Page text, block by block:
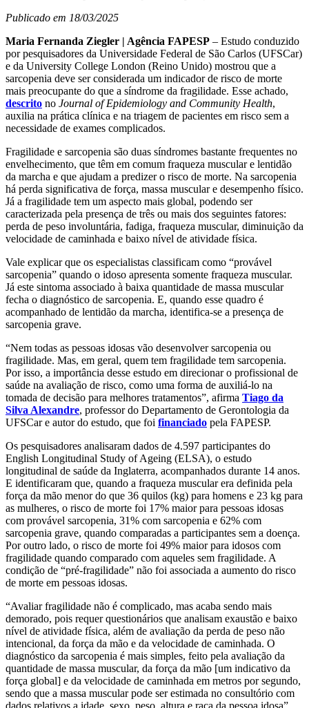
Publicado em 18/03/2025
Maria Fernanda Ziegler | Agência FAPESP – Estudo conduzido
por pesquisadores da Universidade Federal de São Carlos (UFSCar)
e da University College London (Reino Unido) mostrou que a
sarcopenia deve ser considerada um indicador de risco de morte
mais preocupante do que a síndrome da fragilidade. Esse achado,
descrito no Journal of Epidemiology and Community Health,
auxilia na prática clínica e na triagem de pacientes em risco sem a
necessidade de exames complicados.
Fragilidade e sarcopenia são duas síndromes bastante frequentes no
envelhecimento, que têm em comum fraqueza muscular e lentidão
da marcha e que ajudam a predizer o risco de morte. Na sarcopenia
há perda significativa de força, massa muscular e desempenho físico.
Já a fragilidade tem um aspecto mais global, podendo ser
caracterizada pela presença de três ou mais dos seguintes fatores:
perda de peso involuntária, fadiga, fraqueza muscular, diminuição da
velocidade de caminhada e baixo nível de atividade física.
Vale explicar que os especialistas classificam como “provável
sarcopenia” quando o idoso apresenta somente fraqueza muscular.
Já este sintoma associado à baixa quantidade de massa muscular
fecha o diagnóstico de sarcopenia. E, quando esse quadro é
acompanhado de lentidão da marcha, identifica-se a presença de
sarcopenia grave.
“Nem todas as pessoas idosas vão desenvolver sarcopenia ou
fragilidade. Mas, em geral, quem tem fragilidade tem sarcopenia.
Por isso, a importância desse estudo em direcionar o profissional de
saúde na avaliação de risco, como uma forma de auxiliá-lo na
tomada de decisão para melhores tratamentos”, afirma Tiago da
Silva Alexandre, professor do Departamento de Gerontologia da
UFSCar e autor do estudo, que foi financiado pela FAPESP.
Os pesquisadores analisaram dados de 4.597 participantes do
English Longitudinal Study of Ageing (ELSA), o estudo
longitudinal de saúde da Inglaterra, acompanhados durante 14 anos.
E identificaram que, quando a fraqueza muscular era definida pela
força da mão menor do que 36 quilos (kg) para homens e 23 kg para
as mulheres, o risco de morte foi 17% maior para pessoas idosas
com provável sarcopenia, 31% com sarcopenia e 62% com
sarcopenia grave, quando comparadas a participantes sem a doença.
Por outro lado, o risco de morte foi 49% maior para idosos com
fragilidade quando comparado com aqueles sem fragilidade. A
condição de “pré-fragilidade” não foi associada a aumento do risco
de morte em pessoas idosas.
“Avaliar fragilidade não é complicado, mas acaba sendo mais
demorado, pois requer questionários que analisam exaustão e baixo
nível de atividade física, além de avaliação da perda de peso não
intencional, da força da mão e da velocidade de caminhada. O
diagnóstico da sarcopenia é mais simples, feito pela avaliação da
quantidade de massa muscular, da força da mão [um indicativo da
força global] e da velocidade de caminhada em metros por segundo,
sendo que a massa muscular pode ser estimada no consultório com
dados relativos a idade, sexo, peso, altura e raça da pessoa idosa”,